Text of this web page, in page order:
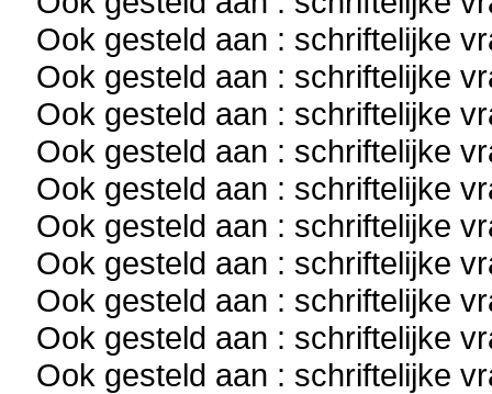
Ook gesteld aan : schriftelijke
Ook gesteld aan : schriftelijke
Ook gesteld aan : schriftelijke
Ook gesteld aan : schriftelijke
Ook gesteld aan : schriftelijke
Ook gesteld aan : schriftelijke
Ook gesteld aan : schriftelijke
Ook gesteld aan : schriftelijke
Ook gesteld aan : schriftelijke
Ook gesteld aan : schriftelijke